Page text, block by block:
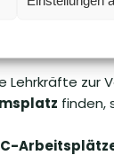
Lehrkräfte zur
finden,